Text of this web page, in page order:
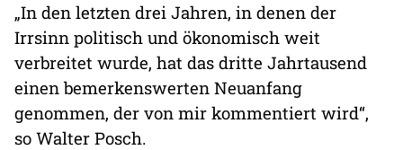
„In den letzten drei Jahren, in denen der
Irrsinn politisch und ökonomisch weit
verbreitet wurde, hat das dritte Jahrtausend
einen bemerkenswerten Neuanfang
genommen, der von mir kommentiert wird“,
so Walter Posch.